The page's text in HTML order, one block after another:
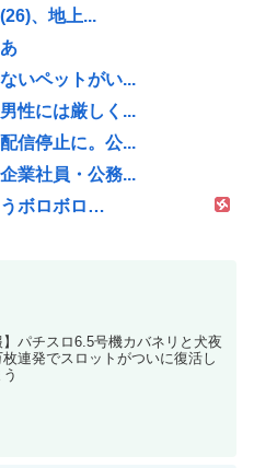
、地上...
いペットがい...
性には厳しく...
信停止に。公...
業社員・公務...
うボロボロ…
】パチスロ6.5号機カバネリと犬夜
枚連発でスロットがついに復活し